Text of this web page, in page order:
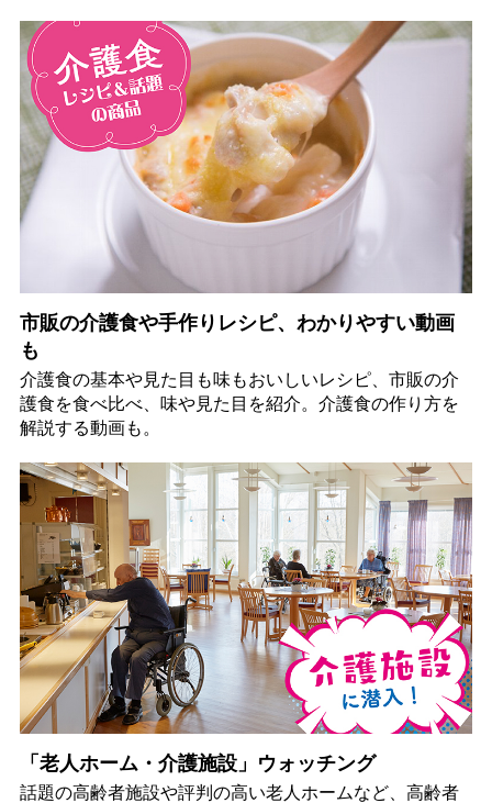
市販の介護食や手作りレシピ、わかりやすい動画
も
介護食の基本や見た目も味もおいしいレシピ、市販の介
護食を食べ比べ、味や見た目を紹介。介護食の作り方を
解説する動画も。
「老人ホーム・介護施設」ウォッチング
話題の高齢者施設や評判の高い老人ホームなど、高齢者